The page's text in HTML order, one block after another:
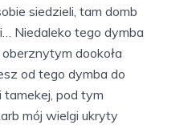
siedzieli, tam domb
Niedaleko tego dymba
dookoła
od tego dymba do
pod tym
mój wielgi ukryty